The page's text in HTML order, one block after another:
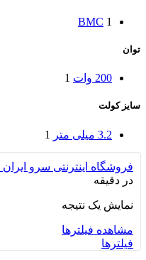
BMC 1
توان
200 وات 1
سایز کولت
3.2 میلی متر 1
فروشگاه اینترنتی سرو ایران
در دقیقه
نمایش یک نتیجه
مشاهده فیلترها
فیلترها